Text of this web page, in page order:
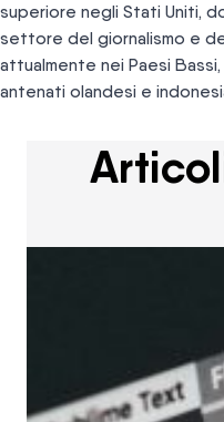
superiore negli Stati Uniti,
settore del giornalismo e
attualmente nei Paesi
antenati olandesi e